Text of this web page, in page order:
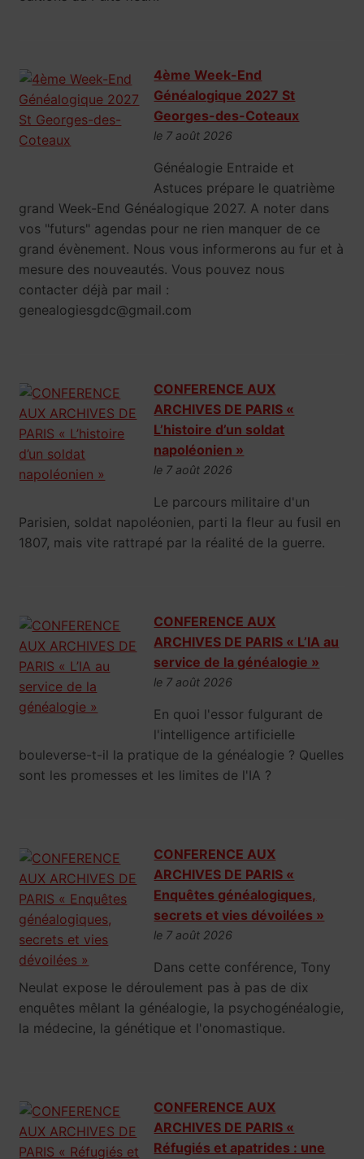
4ème Week-End
Généalogique 2027 St
Georges-des-Coteaux
le 7 août 2026
Généalogie Entraide et
Astuces prépare le quatrième
grand Week-End Généalogique 2027. A noter dans
vos "futurs" agendas pour ne rien manquer de ce
grand évènement. Nous vous informerons au fur et à
mesure des nouveautés. Vous pouvez nous
contacter déjà par mail :
genealogiesgdc@gmail.com
CONFERENCE AUX
ARCHIVES DE PARIS «
L’histoire d’un soldat
napoléonien »
le 7 août 2026
Le parcours militaire d'un
Parisien, soldat napoléonien, parti la fleur au fusil en
1807, mais vite rattrapé par la réalité de la guerre.
CONFERENCE AUX
ARCHIVES DE PARIS « L’IA au
service de la généalogie »
le 7 août 2026
En quoi l'essor fulgurant de
l'intelligence artificielle
bouleverse-t-il la pratique de la généalogie ? Quelles
sont les promesses et les limites de l'IA ?
CONFERENCE AUX
ARCHIVES DE PARIS «
Enquêtes généalogiques,
secrets et vies dévoilées »
le 7 août 2026
Dans cette conférence, Tony
Neulat expose le déroulement pas à pas de dix
enquêtes mêlant la généalogie, la psychogénéalogie,
la médecine, la génétique et l'onomastique.
CONFERENCE AUX
ARCHIVES DE PARIS «
Réfugiés et apatrides : une